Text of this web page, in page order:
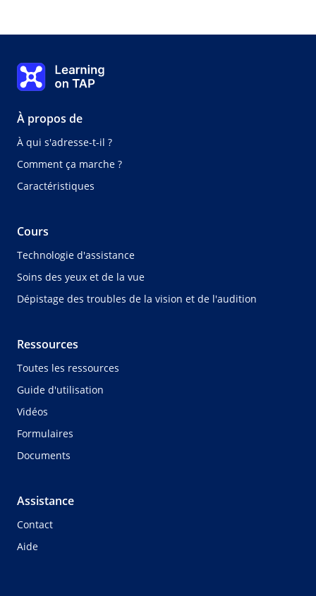
Learning on TAP Accueil
À propos de
À qui s'adresse-t-il ?
Comment ça marche ?
Caractéristiques
Cours
Technologie d'assistance
Soins des yeux et de la vue
Dépistage des troubles de la vision et de l'audition
Ressources
Toutes les ressources
Guide d'utilisation
Vidéos
Formulaires
Documents
Assistance
Contact
Aide